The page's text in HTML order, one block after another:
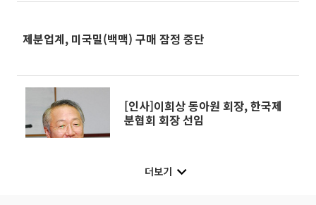
제분업계, 미국밀(백맥) 구매 잠정 중단
[인사]이희상 동아원 회장, 한국제
분협회 회장 선임
더보기